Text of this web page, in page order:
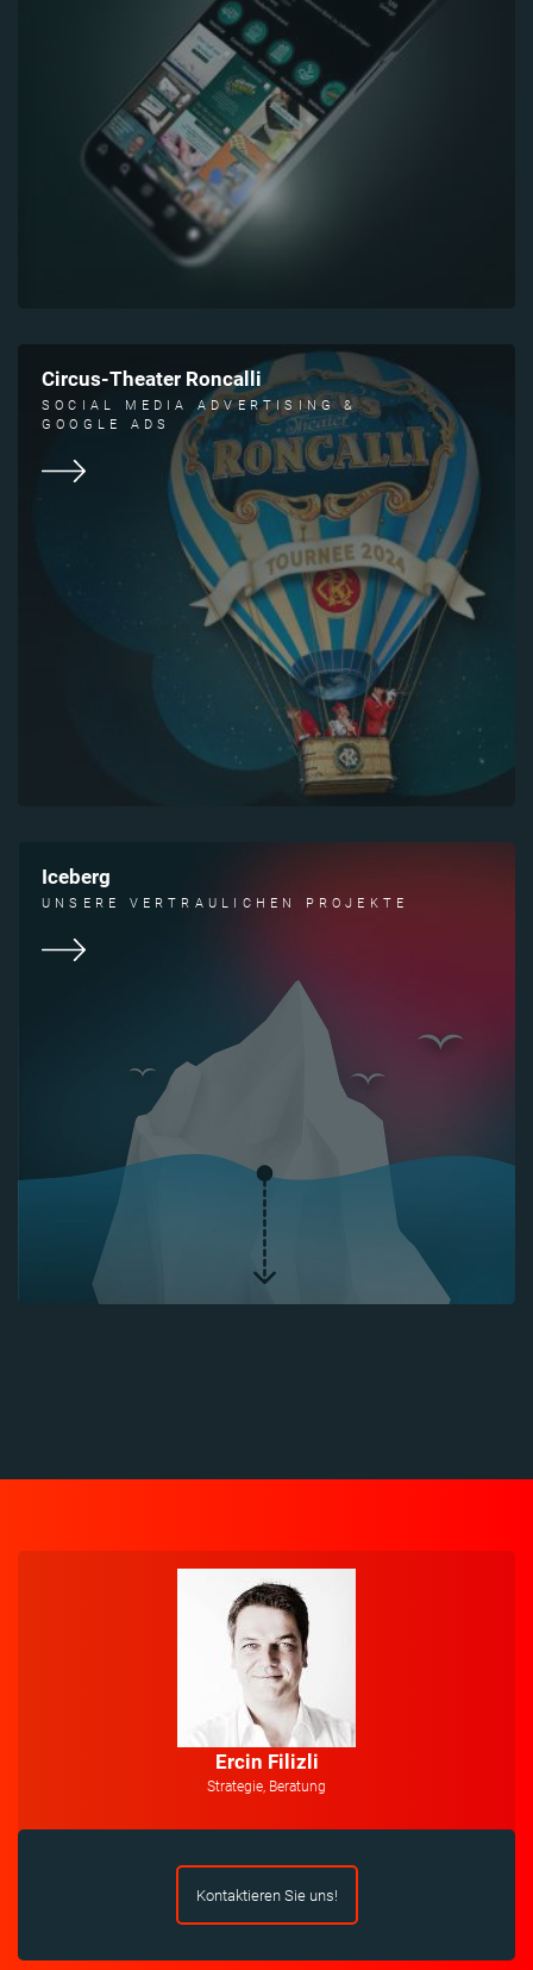
Circus-Theater Roncalli
SOCIAL MEDIA ADVERTISING &
GOOGLE ADS
Iceberg
UNSERE VERTRAULICHEN PROJEKTE
Ercin Filizli
Strategie, Beratung
Kontaktieren Sie uns!